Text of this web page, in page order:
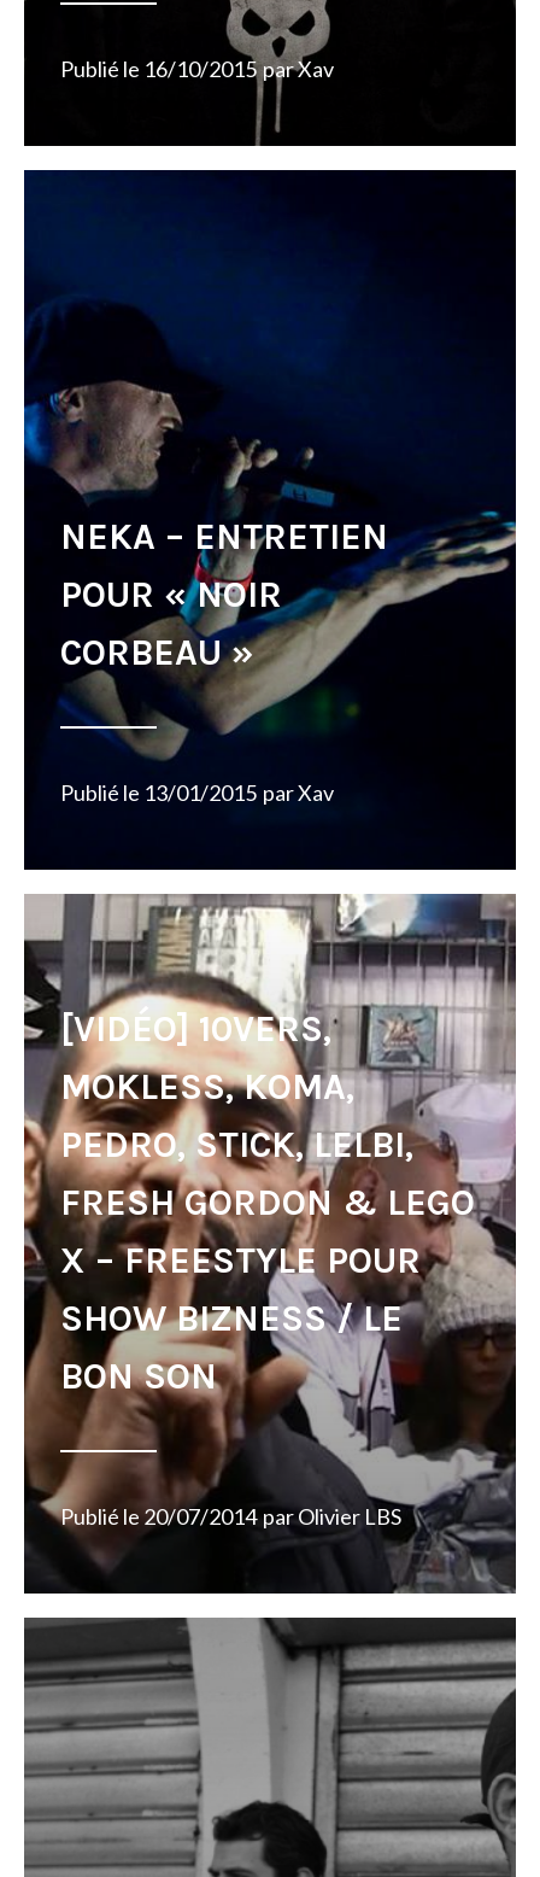
Publié le 16/10/2015 parXav
NEKA – ENTRETIEN
POUR « NOIR
CORBEAU »
Publié le 13/01/2015 parXav
[VIDÉO] 10VERS,
MOKLESS, KOMA,
PEDRO, STICK, LELBI,
FRESH GORDON & LEGO
X – FREESTYLE POUR
SHOW BIZNESS / LE
BON SON
Publié le20/07/2014 parOlivier LBS